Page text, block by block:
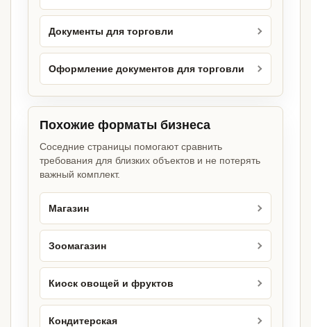
Документы для торговли
Оформление документов для торговли
Похожие форматы бизнеса
Соседние страницы помогают сравнить
требования для близких объектов и не потерять
важный комплект.
Магазин
Зоомагазин
Киоск овощей и фруктов
Кондитерская